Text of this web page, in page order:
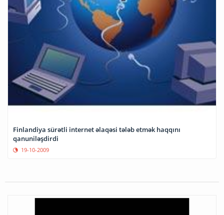
Finlandiya sürətli internet əlaqəsi tələb etmək haqqını
qanuniləşdirdi
19-10-2009